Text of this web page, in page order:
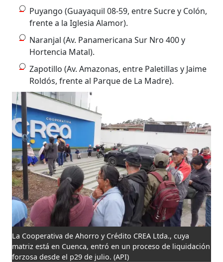
Puyango (Guayaquil 08-59, entre Sucre y Colón,
frente a la Iglesia Alamor).
Naranjal (Av. Panamericana Sur Nro 400 y
Hortencia Matal).
Zapotillo (Av. Amazonas, entre Paletillas y Jaime
Roldós, frente al Parque de La Madre).
La Cooperativa de Ahorro y Crédito CREA Ltda., cuya
matriz está en Cuenca, entró en un proceso de liquidación
forzosa desde el p29 de julio. (API)